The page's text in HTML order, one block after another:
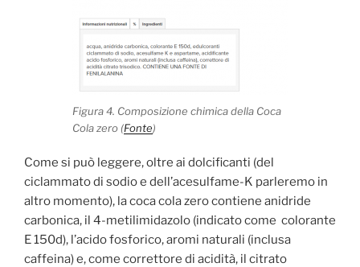
Figura 4. Composizione chimica della Coca
Cola zero (Fonte)
Come si può leggere, oltre ai dolcificanti (del
ciclammato di sodio e dell’acesulfame-K parleremo in
altro momento), la coca cola zero contiene anidride
carbonica, il 4-metilimidazolo (indicato come colorante
E 150d), l’acido fosforico, aromi naturali (inclusa
caffeina) e, come correttore di acidità, il citrato